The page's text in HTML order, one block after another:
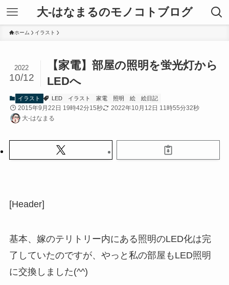
大-はなまるのモノコトブログ
ホーム イラスト
【家電】部屋の照明を蛍光灯から
LEDへ
2022
10/12
イラスト LED イラスト 家電 照明 絵 絵日記
2015年9月22日 19時42分15秒
2022年10月12日 11時55分32秒
大-はなまる
[Header]
基本、嫁のテリトリー内にある照明のLED化は完
了していたのですが、やっと私の部屋もLED照明
に交換しました(^^)